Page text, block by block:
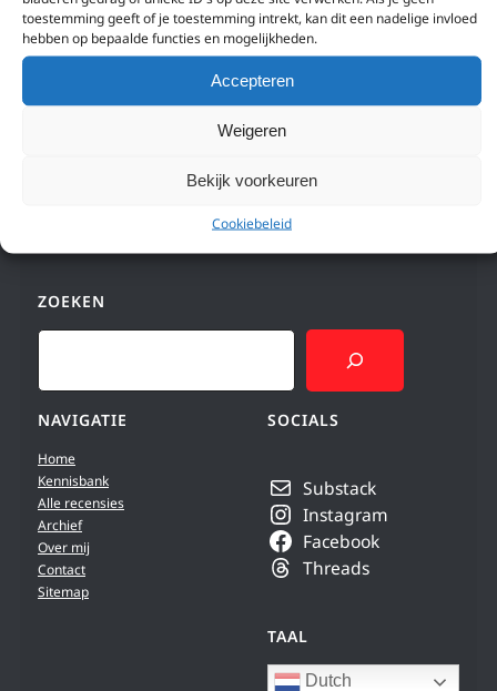
toestemming geeft of je toestemming intrekt, kan dit een nadelige invloed
hebben op bepaalde functies en mogelijkheden.
Accepteren
Weigeren
Bekijk voorkeuren
Cookiebeleid
NIEUWE PODCAST ‘ANIME ROOMY’
GELANCEERD
Anime Roomy is een nieuwe podcast over anime en Japanse popcultuur!
ZOEKEN
Search
NAVIGATIE
Home
Kennisbank
Alle recensies
Archief
Over mij
Contact
Sitemap
SOCIALS
Substack
Instagram
Facebook
Threads
TAAL
Dutch